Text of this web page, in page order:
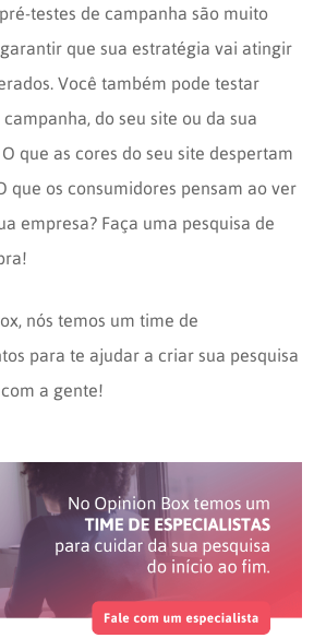
testes de campanha são muito
que sua estratégia vai atingir
Você também pode testar
do seu site ou da sua
que as cores do seu site despertam
que os consumidores pensam ao ver
empresa? Faça uma pesquisa de
nós temos um time de
para te ajudar a criar sua pesquisa
a gente!